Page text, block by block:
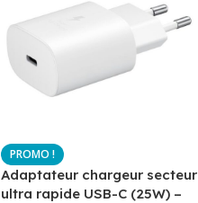
Adaptateur chargeur secteur
ultra rapide USB-C (25W) –